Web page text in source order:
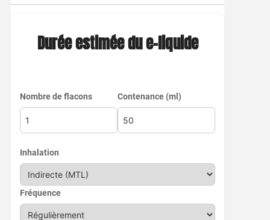
Durée estimée du e-liquide
Nombre de flacons Contenance (ml)
Inhalation
Fréquence